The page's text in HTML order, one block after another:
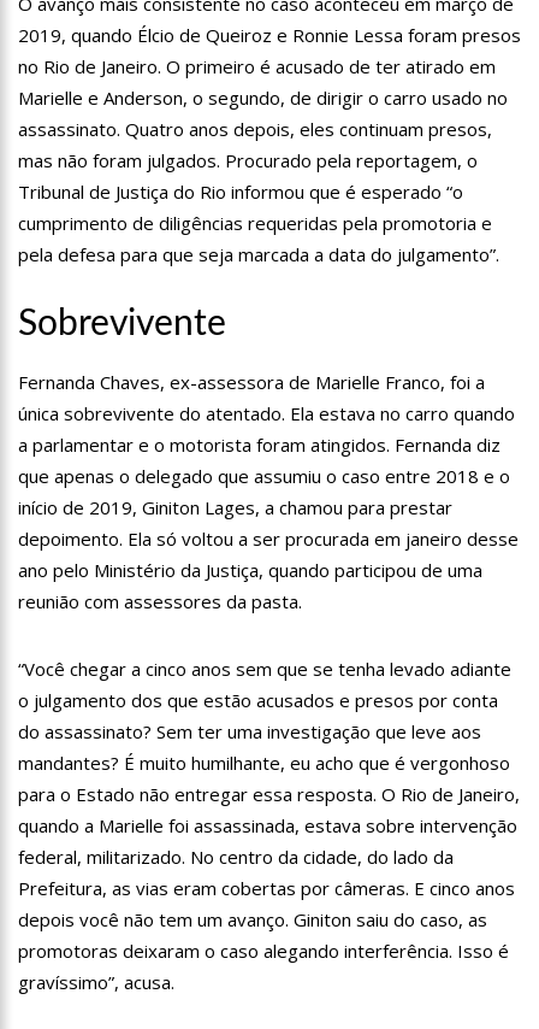
Prefeitura de Manaus realiza 1ª Feira Folclórica no Centro
Cultural Povos da Amazônia
12:56 OMS declara fim da emergência em saúde por mpox
12:45 Fornecedores entram com pedido de falência das lojas
Marisa
11:19 Secretaria de Fazenda alerta para golpes com pagamento
falso de IPVA por Pix
10:58
Idosa comemora 107 anos com festa temática da Barbie e
encanta web
candidatura de coronel Menezes à Prefeitura de Manaus em 2024
Aos 43 anos, mulher com deficiência contrata jovem para
fazer sexo pela primeira vez
12:56 Virginia Fonseca mente sobre avião e Zé Felipe enfrenta
crise na carreira
12:46 Enfermeiros do HPS 28 de Agosto são aprovados em
processo seletivo do Hospital Freiberg, na Alemanha
12:42 Casal morre em acidente de trânsito em avenida de Manaus
Mãe de Paulo Gustavo revela testamento deixado pelo
12:24 Livre da Globo, Galvão Bueno realiza sonho antigo e estreia
programa
11:35 Prefeitura e Sinetram emitem cartão PassaFácil
gratuitamente em ação itinerante
Com Lei Paulo Gustavo, governo garante R$ 3,8 bilhões para
a cultura
13:32 Governo do Amazonas vai em busca de modelo de parques
ecoindustriais na Coreia do Sul
13:29 Vítima de Daniel Alves larga emprego e desabafa: ‘Raiva e
nojo’
13:24 Mulher é sequestrada, agredida e tem o cabelo raspado por
dívida de droga
Velório de Rita Lee, em São Paulo, será aberto ao público
2019, quando Élcio de Queiroz e Ronnie Lessa foram presos
no Rio de Janeiro. O primeiro é acusado de ter atirado em
Marielle e Anderson, o segundo, de dirigir o carro usado no
assassinato. Quatro anos depois, eles continuam presos,
mas não foram julgados. Procurado pela reportagem, o
Tribunal de Justiça do Rio informou que é esperado “o
cumprimento de diligências requeridas pela promotoria e
pela defesa para que seja marcada a data do julgamento”.
Sobrevivente
Fernanda Chaves, ex-assessora de Marielle Franco, foi a
única sobrevivente do atentado. Ela estava no carro quando
a parlamentar e o motorista foram atingidos. Fernanda diz
que apenas o delegado que assumiu o caso entre 2018 e o
início de 2019, Giniton Lages, a chamou para prestar
depoimento. Ela só voltou a ser procurada em janeiro desse
ano pelo Ministério da Justiça, quando participou de uma
reunião com assessores da pasta.
“Você chegar a cinco anos sem que se tenha levado adiante
o julgamento dos que estão acusados e presos por conta
do assassinato? Sem ter uma investigação que leve aos
mandantes? É muito humilhante, eu acho que é vergonhoso
para o Estado não entregar essa resposta. O Rio de Janeiro,
quando a Marielle foi assassinada, estava sobre intervenção
federal, militarizado. No centro da cidade, do lado da
Prefeitura, as vias eram cobertas por câmeras. E cinco anos
depois você não tem um avanço. Giniton saiu do caso, as
promotoras deixaram o caso alegando interferência. Isso é
gravíssimo”, acusa.